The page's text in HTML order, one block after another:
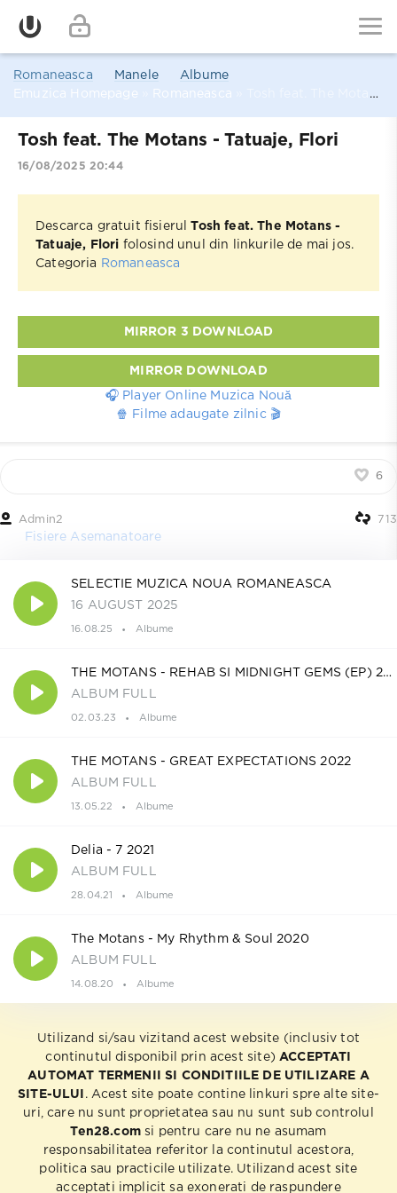
Romaneasca Manele
Albume
Emuzica Homepage
Romaneasca
Tosh feat. The Motans - Tatuaje, Flori
16/08/2025 20:44
Descarca gratuit fisierulTosh feat. The Motans -
Tatuaje, Flori folosind unul din linkurile de mai jos.
Categoria
Romaneasca
MIRROR 3 DOWNLOAD
MIRROR DOWNLOAD
🎧 Player Online Muzica Nouă
🍿 Filme adaugate zilnic 🎬
6
Admin2 713
Fisiere Asemanatoare
SELECTIE MUZICA NOUA ROMANEASCA
16 AUGUST 2025
16.08.25 Albume
THE MOTANS - REHAB SI MIDNIGHT GEMS (EP) 2023
ALBUM FULL
02.03.23 Albume
THE MOTANS - GREAT EXPECTATIONS 2022
ALBUM FULL
13.05.22 Albume
Delia - 7 2021
ALBUM FULL
28.04.21 Albume
The Motans - My Rhythm & Soul 2020
ALBUM FULL
14.08.20 Albume
Utilizand si/sau vizitand acest website (inclusiv tot
continutul disponibil prin acest site) ACCEPTATI
AUTOMAT TERMENII SI CONDITIILE DE UTILIZARE A
SITE-ULUI
. Acest site poate contine linkuri spre alte site-
uri, care nu sunt proprietatea sau nu sunt sub controlul
Ten28.comsi pentru care nu ne asumam
responsabilitatea referitor la continutul acestora,
politica sau practicile utilizate. Utilizand acest site
acceptati implicit sa exonerati de raspundere